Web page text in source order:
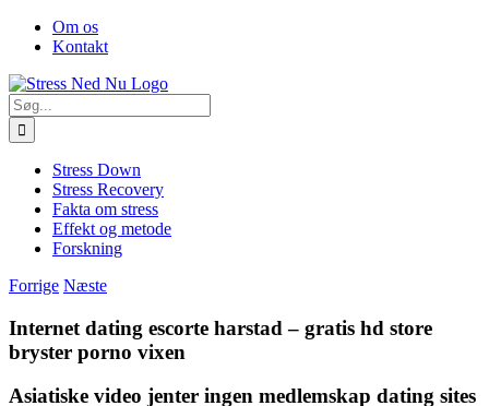
Skip
FacebookOm os
Kontakt
Søg
efter:
Stress Down
Stress Recovery
Fakta om stress
Effekt og metode
Forskning
Forrige Næste
Internet dating escorte harstad – gratis hd store
bryster porno vixen
Asiatiske video jenter ingen medlemskap dating sites